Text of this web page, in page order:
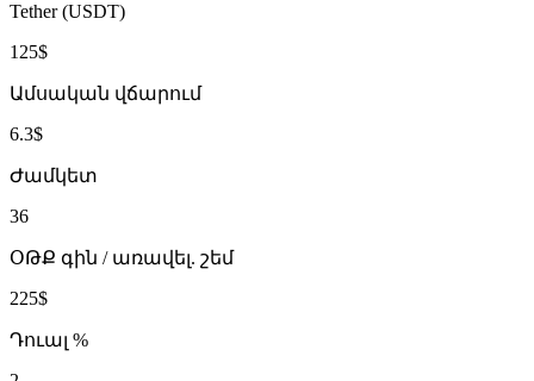
Tether (USDT)
125$
Ամսական վճարում
6.3$
Ժամկետ
36
ՕԹՔ գին / առավել. շեմ
225$
Դուալ %